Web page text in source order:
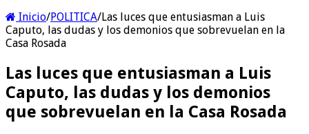
Inicio/POLITICA/Las luces que entusiasman a Luis
Caputo, las dudas y los demonios que sobrevuelan en la
Casa Rosada
Las luces que entusiasman a Luis
Caputo, las dudas y los demonios
que sobrevuelan en la Casa Rosada